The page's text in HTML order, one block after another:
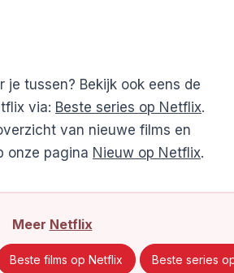
je tussen? Bekijk ook eens de
via: Beste series op Netflix.
van nieuwe films en
onze pagina Nieuw op Netflix.
Meer Netflix
Beste films op Netflix Beste series